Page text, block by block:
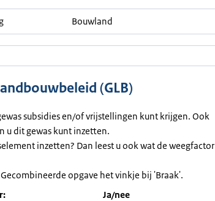
Bouwland
(GLB)
subsidies en/of vrijstellingen kunt krijgen. Ook
u dit gewas kunt inzetten.
inzetten? Dan leest u ook wat de weegfactor
opgave het vinkje bij 'Braak'.
Ja/nee